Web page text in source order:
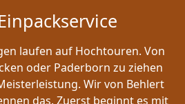
laufen auf Hochtouren. Von
oder Paderborn zu ziehen
Wir von Behlert
das. Zuerst beginnt es mit